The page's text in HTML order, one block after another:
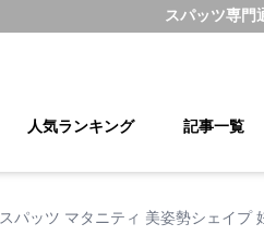
スパッツ専門
人気ランキング 記事一覧
スパッツ マタニティ 美姿勢シェイプ